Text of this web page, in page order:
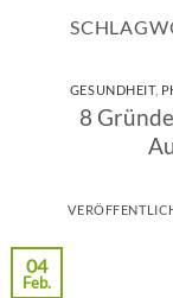
GESUNDHEIT,
8
04
Feb.